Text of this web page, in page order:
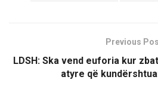
Previous
LDSH: Ska vend euforia kur
atyre që